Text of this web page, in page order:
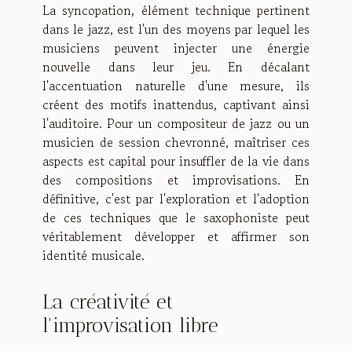
La syncopation, élément technique pertinent
dans le jazz, est l'un des moyens par lequel les
musiciens peuvent injecter une énergie
nouvelle dans leur jeu. En décalant
l'accentuation naturelle d'une mesure, ils
créent des motifs inattendus, captivant ainsi
l'auditoire. Pour un compositeur de jazz ou un
musicien de session chevronné, maîtriser ces
aspects est capital pour insuffler de la vie dans
des compositions et improvisations. En
définitive, c'est par l'exploration et l'adoption
de ces techniques que le saxophoniste peut
véritablement développer et affirmer son
identité musicale.
La créativité et
l'improvisation libre